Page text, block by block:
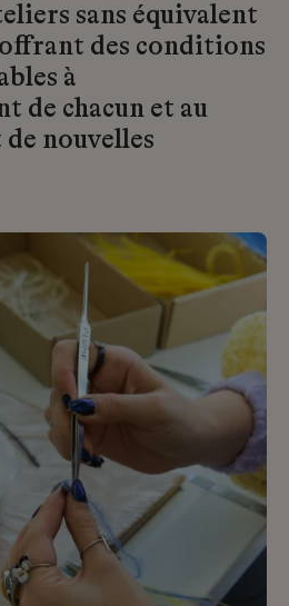
sans équivalent
des conditions
à
de chacun et au
nouvelles